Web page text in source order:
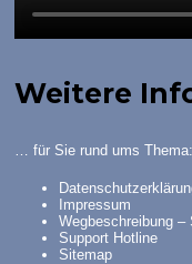
Weitere
… für Sie rund ums
Impressum
Wegbeschreibung –
Support Hotline
Sitemap